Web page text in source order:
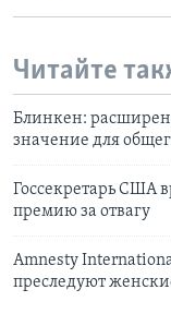
Читайте
Блинкен:
значение для
Госсекретарь США
премию за отвагу
Amnesty
преследуют